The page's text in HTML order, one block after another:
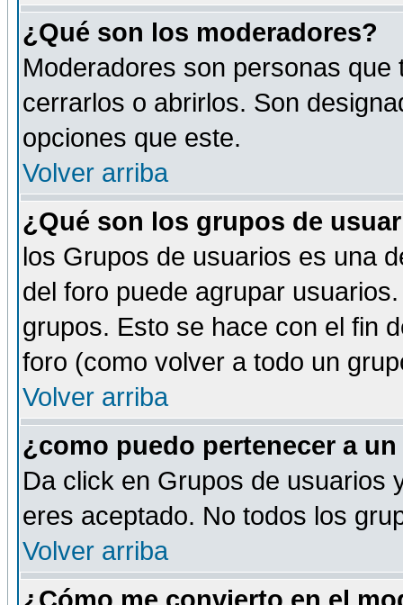
¿Qué son los moderadores?
Moderadores son personas
cerrarlos o abrirlos. Son
opciones que este.
Volver arriba
¿Qué son los grupos de
los Grupos de usuarios es una
del foro puede agrupar
grupos. Esto se hace con el fin
foro (como volver a todo un
Volver arriba
¿como puedo pertenecer a
Da click en Grupos de usuarios
eres aceptado. No todos los
Volver arriba